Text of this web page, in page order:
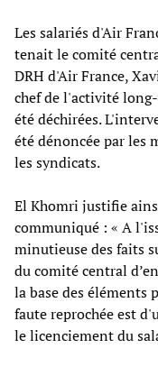
Les salariés d'Air
tenait le comité
DRH d'Air France,
chef de l'activité
été déchirées.
été dénoncée par les
les syndicats.
El Khomri justifie
communiqué : « A
minutieuse des faits
du comité central
la base des éléments
faute reprochée est
le licenciement du